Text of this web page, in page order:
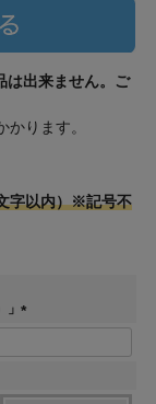
は出来ません。ご
ります。
字以内）※記号不
(
)